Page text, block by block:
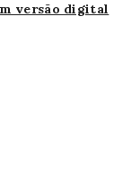
versão digital